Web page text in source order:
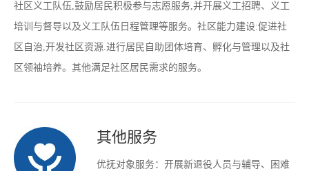
社区义工队伍,鼓励居民积极参与志愿服务,并开展义工招聘、义工
培训与督导以及义工队伍日程管理等服务。社区能力建设:促进社
区自治,开发社区资源.进行居民自助团体培育、孵化与管理以及社
区领袖培养。其他满足社区居民需求的服务。
其他服务
优抚对象服务：开展新退役人员与辅导、困难